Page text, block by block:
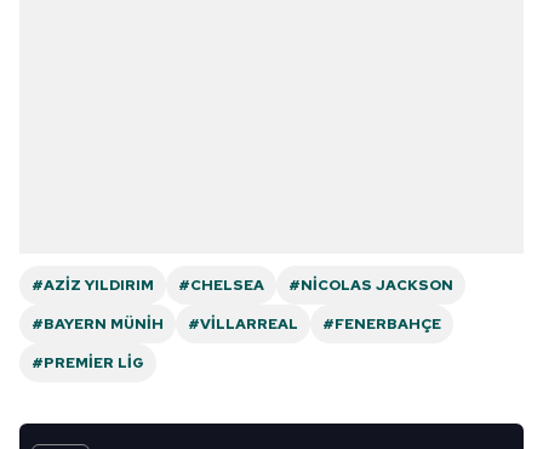
#AZIZ YILDIRIM #CHELSEA
#NICOLAS JACKSON
#BAYERN MÜNIH
#VILLARREAL
#FENERBAHÇE
#PREMIER LIG